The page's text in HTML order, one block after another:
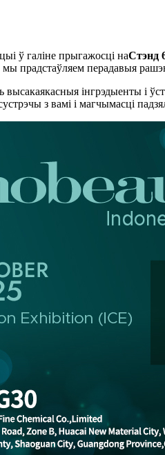
ў галіне прыгажосці наСтэнд
прадстаўляем перадавыя
інгрэдыенты і
з вамі і магчымасці